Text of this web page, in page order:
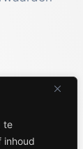
te
inhoud